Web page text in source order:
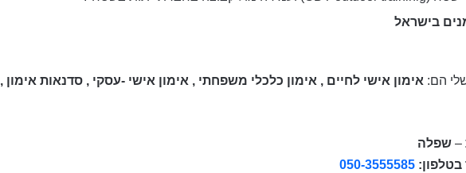
בישראל
הם: אימון אישי לחיים , אימון כלכלי משפחתי , אימון אישי -עסקי , סדנאות אימון ,
– שפלה
בטלפון: 050-3555585